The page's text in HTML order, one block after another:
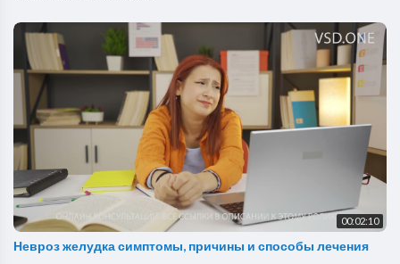
00:02:10
Невроз желудка симптомы, причины и способы лечения